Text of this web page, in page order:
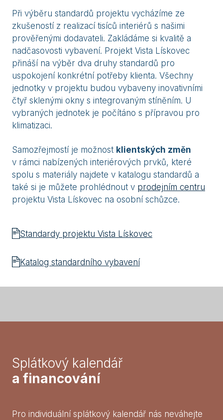
Při výběru standardů projektu vycházíme ze
zkušeností z realizací tisíců interiérů s našimi
prověřenými dodavateli. Zakládáme si kvalitě a
nadčasovosti vybavení. Projekt Vista Lískovec
přináší na výběr dva druhy standardů pro
uspokojení konkrétní potřeby klienta. Všechny
jednotky v projektu budou vybaveny inovativními
čtyř sklenými okny s integrovaným stíněním. U
vybraných jednotek je počítáno s přípravou pro
klimatizaci.
Samozřejmostí je možnost klientských změn
v rámci nabízených interiérových prvků, které
spolu s materiály najdete v katalogu standardů a
také si je můžete prohlédnout v prodejním centru
projektu Vista Lískovec na osobní schůzce.
Standardy projektu Vista Lískovec
Katalog standardního vybavení
Splátkový kalendář
a financování
Pro individuální splátkový kalendář nás neváhejte